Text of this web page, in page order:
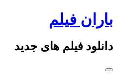
Skip
to
content
باران فیلم
دانلود فیلم های جدید